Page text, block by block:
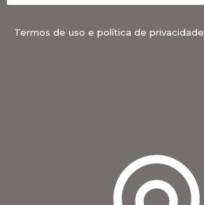
Termos de uso e política de privacidade